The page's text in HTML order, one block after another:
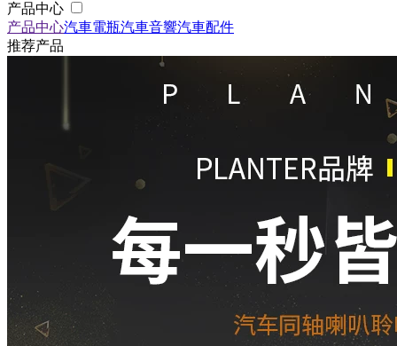
产品中心
产品中心汽車電瓶汽車音響汽車配件
推荐产品